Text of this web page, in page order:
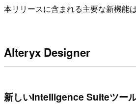
本リリースに含まれる主要な新機能
Alteryx Designer
新しいIntelligence Suiteツー